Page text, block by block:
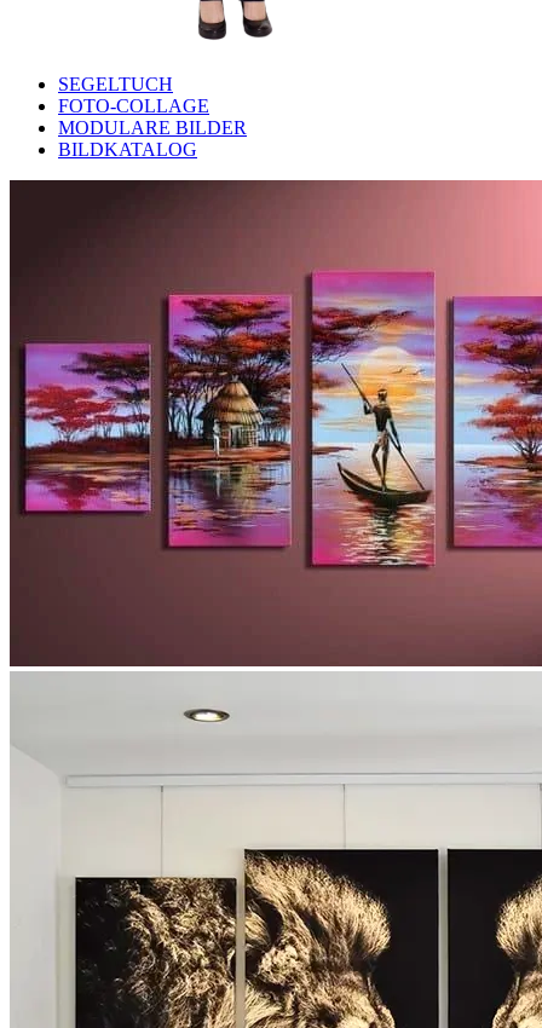
SEGELTUCH
FOTO-COLLAGE
MODULARE BILDER
BILDKATALOG